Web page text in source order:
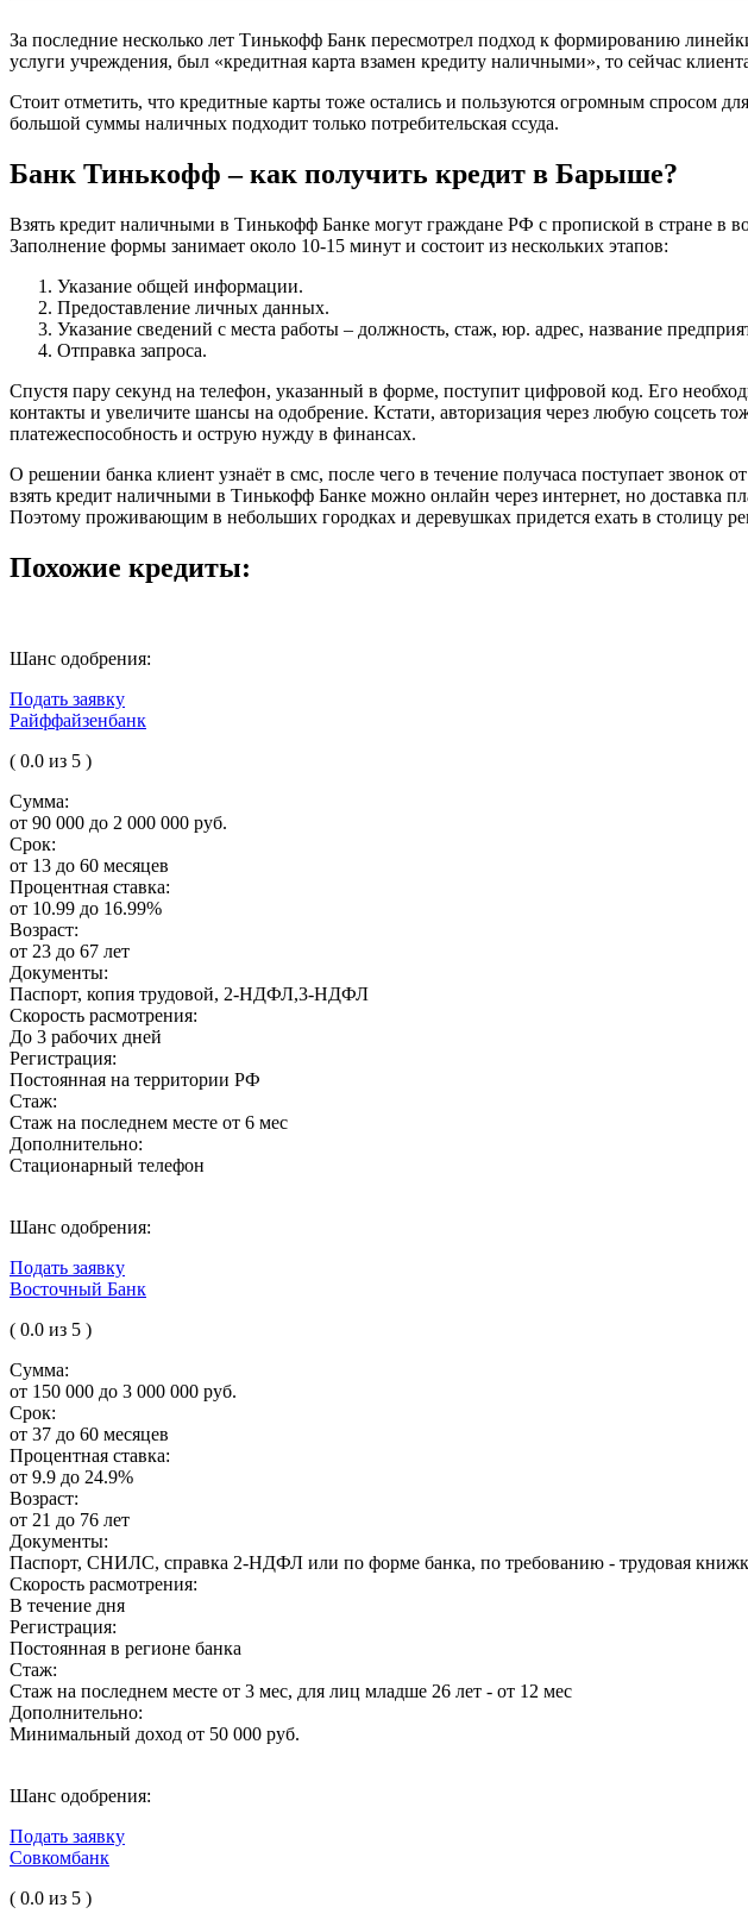
За последние несколько лет Тинькофф Банк пересмотрел подход к формированию
услуги учреждения, был «кредитная карта взамен кредиту наличными», то сейчас
Стоит отметить, что кредитные карты тоже остались и пользуются огромным спросом
большой суммы наличных подходит только потребительская ссуда.
Банк Тинькофф – как получить кредит в Барыше?
Взять кредит наличными в Тинькофф Банке могут граждане РФ с пропиской в стране в
Заполнение формы занимает около 10-15 минут и состоит из нескольких этапов:
Указание общей информации.
Предоставление личных данных.
Указание сведений с места работы – должность, стаж, юр. адрес, название
Отправка запроса.
Спустя пару секунд на телефон, указанный в форме, поступит цифровой код. Его
контакты и увеличите шансы на одобрение. Кстати, авторизация через любую соцсеть
платежеспособность и острую нужду в финансах.
О решении банка клиент узнаёт в смс, после чего в течение получаса поступает звонок
взять кредит наличными в Тинькофф Банке можно онлайн через интернет, но доставка
Поэтому проживающим в небольших городках и деревушках придется ехать в столицу
Похожие кредиты:
Шанс одобрения:
Подать заявку
Райффайзенбанк
( 0.0 из 5 )
Сумма:
от 90 000 до 2 000 000 руб.
Срок:
от 13 до 60 месяцев
Процентная ставка:
от 10.99 до 16.99%
Возраст:
от 23 до 67 лет
Документы:
Паспорт, копия трудовой, 2-НДФЛ,3-НДФЛ
Скорость расмотрения:
До 3 рабочих дней
Регистрация:
Постоянная на территории РФ
Стаж:
Стаж на последнем месте от 6 мес
Дополнительно:
Cтационарный телефон
Шанс одобрения:
Подать заявку
Восточный Банк
( 0.0 из 5 )
Сумма:
от 150 000 до 3 000 000 руб.
Срок:
от 37 до 60 месяцев
Процентная ставка:
от 9.9 до 24.9%
Возраст:
от 21 до 76 лет
Документы:
Паспорт, СНИЛС, справка 2-НДФЛ или по форме банка, по требованию - трудовая
Скорость расмотрения:
В течение дня
Регистрация:
Постоянная в регионе банка
Стаж:
Стаж на последнем месте от 3 мес, для лиц младше 26 лет - от 12 мес
Дополнительно:
Минимальный доход от 50 000 руб.
Шанс одобрения:
Подать заявку
Совкомбанк
( 0.0 из 5 )